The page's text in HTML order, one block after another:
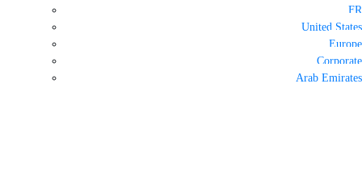
FR
United States
Europe
Corporate
Arab Emirates